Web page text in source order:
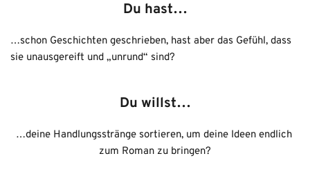
Du hast…
…schon Geschichten geschrieben, hast aber das Gefühl, dass
sie unausgereift und „unrund“ sind?
Du willst…
…deine Handlungsstränge sortieren, um deine Ideen endlich
zum Roman zu bringen?